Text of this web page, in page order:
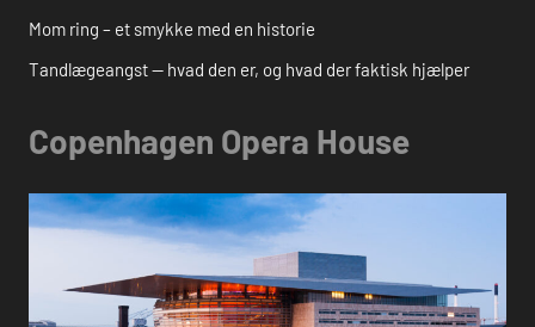
Mom ring – et smykke med en historie
Tandlægeangst — hvad den er, og hvad der faktisk hjælper
Copenhagen Opera House